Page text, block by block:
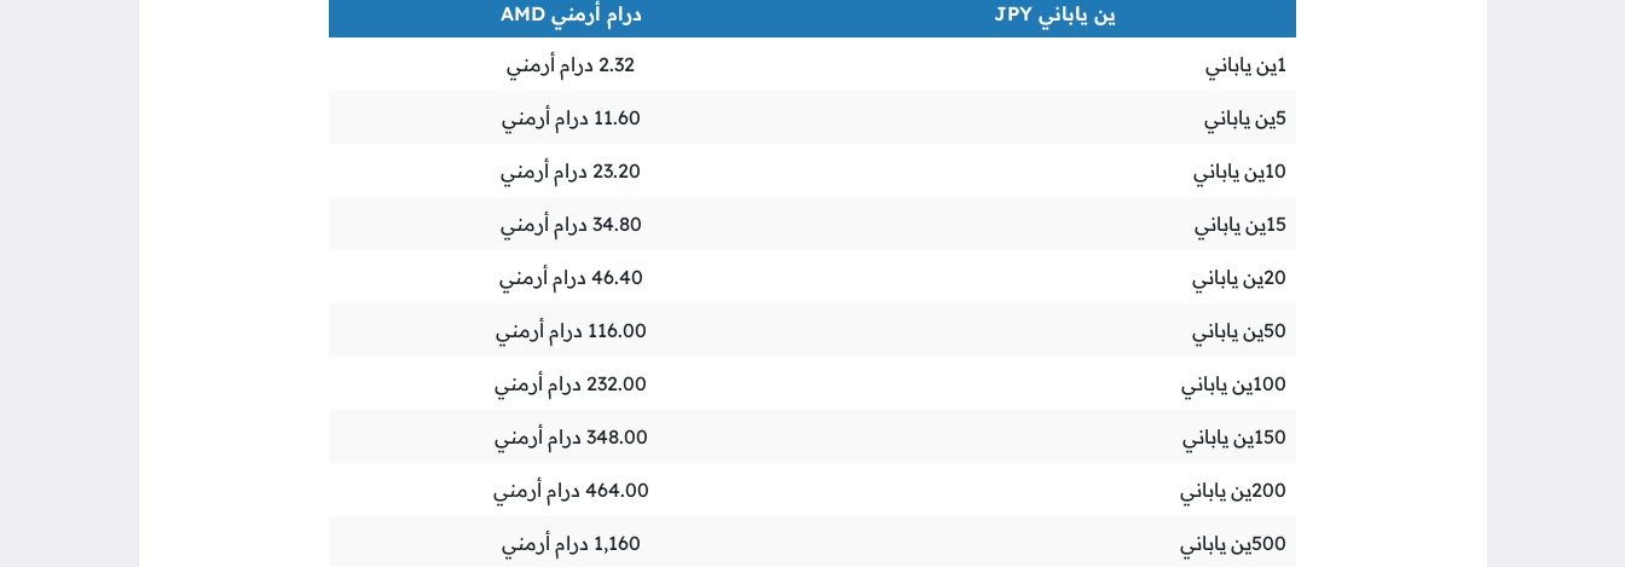
ين ياباني JPY درام أرمني AMD
1ين ياباني 2.32 درام أرمني
5ين ياباني 11.60 درام أرمني
10ين ياباني 23.20 درام أرمني
15ين ياباني 34.80 درام أرمني
20ين ياباني 46.40 درام أرمني
50ين ياباني 116.00 درام أرمني
100ين ياباني 232.00 درام أرمني
150ين ياباني 348.00 درام أرمني
200ين ياباني 464.00 درام أرمني
500ين ياباني 1,160 درام أرمني